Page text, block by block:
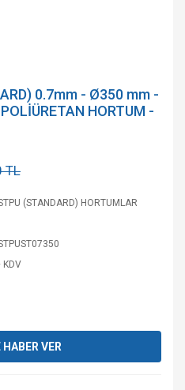
0.7mm - Ø350 mm -
HORTUM -
TL
(STANDARD) HORTUMLAR
KDV
VER